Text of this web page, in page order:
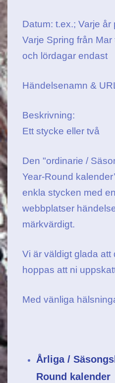
Datum: t.ex.; Varje
Varje Spring från
och lördagar endast
Händelsenamn &
Beskrivning:
Ett stycke eller två
Den "ordinarie /
Year-Round
enkla stycken med
webbplatser
märkvärdigt.
Vi är väldigt glada att
hoppas att ni
Med vänliga
Årliga /
Round kalender